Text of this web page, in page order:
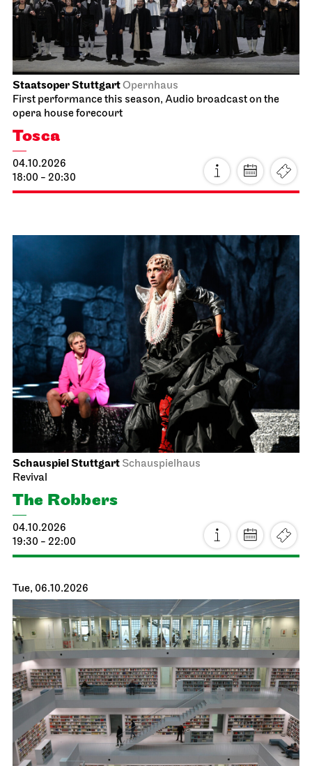
04.10.2026
14:16 - 15:45
Staatsoper StuttgartOpernhaus
First performance this season, Audio broadcast on the
opera house forecourt
Tosca
04.10.2026
18:00 - 20:30
Schauspiel StuttgartSchauspielhaus
Revival
The Robbers
04.10.2026
19:30 - 22:00